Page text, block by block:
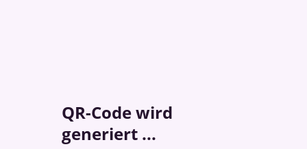
QR-Code wird
generiert ...